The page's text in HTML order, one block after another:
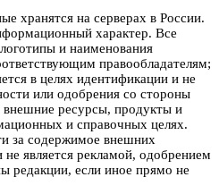
хранятся на серверах в России.
характер. Все
и наименования
правообладателям;
в целях идентификации и не
или одобрения со стороны
внешние ресурсы, продукты и
и справочных целях.
за содержимое внешних
является рекламой, одобрением
редакции, если иное прямо не